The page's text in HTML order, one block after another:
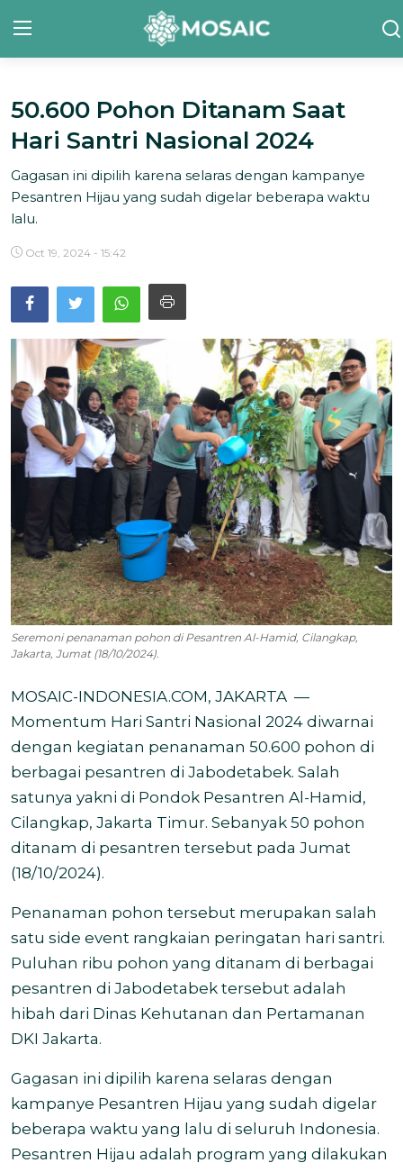
Contact
Tentang Kami
Risalah
Inisiatif
Sorotan Berita
Bahasa
50.600 Pohon Ditanam Saat
Hari Santri Nasional 2024
Gagasan ini dipilih karena selaras dengan kampanye
Pesantren Hijau yang sudah digelar beberapa waktu
lalu.
Oct 19, 2024 - 15:42
Seremoni penanaman pohon di Pesantren Al-Hamid, Cilangkap,
Jakarta, Jumat (18/10/2024).
MOSAIC-INDONESIA.COM, JAKARTA —
Momentum Hari Santri Nasional 2024 diwarnai
dengan kegiatan penanaman 50.600 pohon di
berbagai pesantren di Jabodetabek. Salah
satunya yakni di Pondok Pesantren Al-Hamid,
Cilangkap, Jakarta Timur. Sebanyak 50 pohon
ditanam di pesantren tersebut pada Jumat
(18/10/2024).
Penanaman pohon tersebut merupakan salah
satu side event rangkaian peringatan hari santri.
Puluhan ribu pohon yang ditanam di berbagai
pesantren di Jabodetabek tersebut adalah
hibah dari Dinas Kehutanan dan Pertamanan
DKI Jakarta.
Gagasan ini dipilih karena selaras dengan
kampanye Pesantren Hijau yang sudah digelar
beberapa waktu yang lalu di seluruh Indonesia.
Pesantren Hijau adalah program yang dilakukan